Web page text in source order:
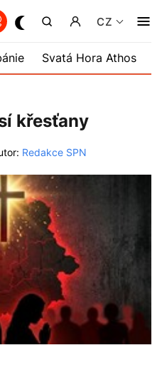
CZ
Svatá Hora Athos
křesťany
Redakce SPN